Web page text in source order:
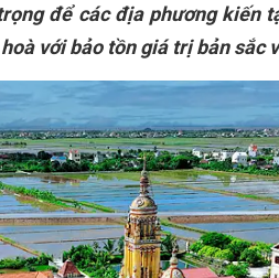
để các địa phương kiến
với bảo tồn giá trị bản sắc